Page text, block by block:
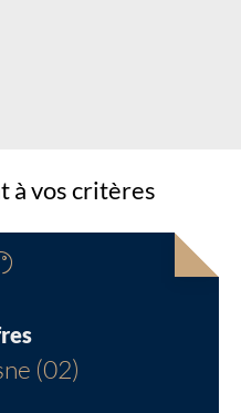
à vos critères
(02)